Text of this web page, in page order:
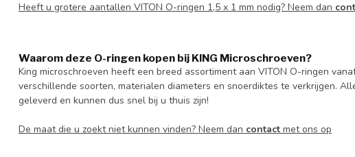
Heeft u grotere aantallen VITON O-ringen 1,5 x 1 mm nodig? Neem dan
Waarom deze O-ringen kopen bij KING Microschroeven?
King microschroeven heeft een breed assortiment aan VITON O-ringen
verschillende soorten, materialen diameters en snoerdiktes te verkrijgen.
geleverd en kunnen dus snel bij u thuis zijn!
De maat die u zoekt niet kunnen vinden? Neem dan contact met ons op